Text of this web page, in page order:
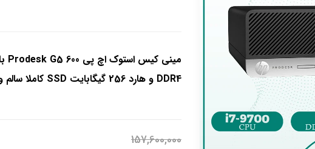
DDR4 و هارد 256 گیگابایت SSD کاملا سالم و تست شده با مهلت تست و تعویض 10 روزه
157,600,000